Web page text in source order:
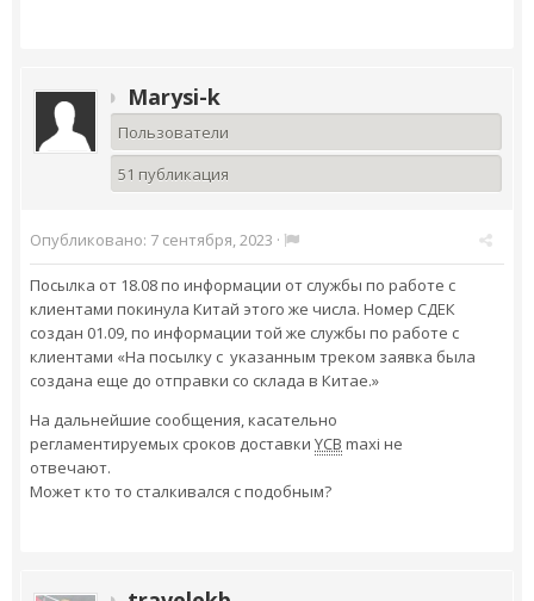
Marysi-k
Пользователи
51 публикация
Опубликовано: 7 сентября, 2023 ·
Посылка от 18.08 по информации от службы по работе с
клиентами покинула Китай этого же числа. Номер СДЕК
создан 01.09, по информации той же службы по работе с
клиентами «На посылку с указанным треком заявка была
создана еще до отправки со склада в Китае.»
На дальнейшие сообщения, касательно
регламентируемых сроков доставки YCB maxi не
отвечают.
Может кто то сталкивался с подобным?